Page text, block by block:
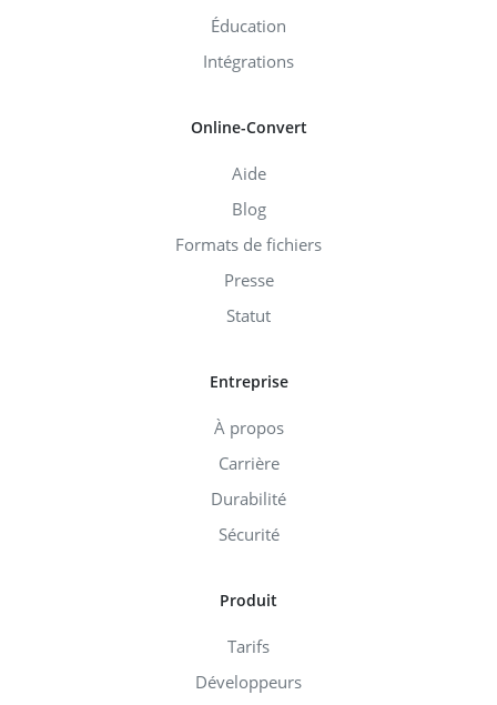
Éducation
Intégrations
Online-Convert
Aide
Blog
Formats de fichiers
Presse
Statut
Entreprise
À propos
Carrière
Durabilité
Sécurité
Produit
Tarifs
Développeurs